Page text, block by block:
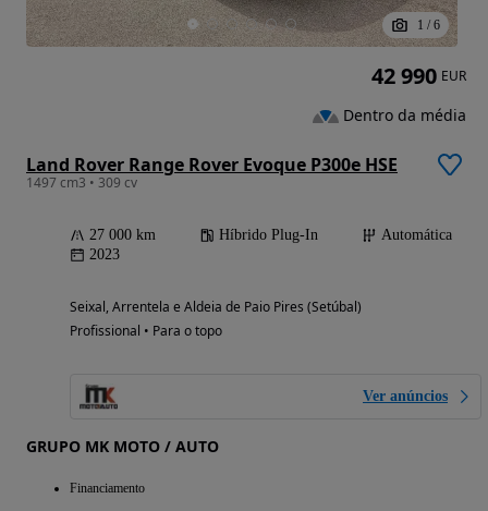
1 / 6
Land Rover Range Rover Evoque P300e HSE
1497 cm3 • 309 cv
27 000 km Híbrido Plug-In
Automática
2023
Seixal, Arrentela e Aldeia de Paio Pires (Setúbal)
Profissional • Para o topo
Ver anúncios
GRUPO MK MOTO / AUTO
Financiamento
42 990 EUR
Dentro da média